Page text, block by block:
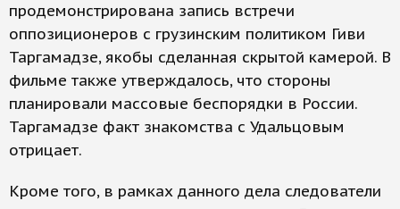
продемонстрирована запись встречи
оппозиционеров с грузинским политиком Гиви
Таргамадзе, якобы сделанная скрытой камерой. В
фильме также утверждалось, что стороны
планировали массовые беспорядки в России.
Таргамадзе факт знакомства с Удальцовым
отрицает.
Кроме того, в рамках данного дела следователи